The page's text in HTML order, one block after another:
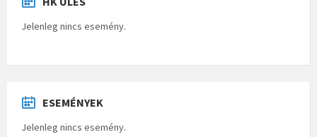
Jelenleg nincs esemény.
ESEMÉNYEK
Jelenleg nincs esemény.